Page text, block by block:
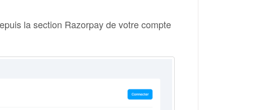
la section Razorpay de votre compte